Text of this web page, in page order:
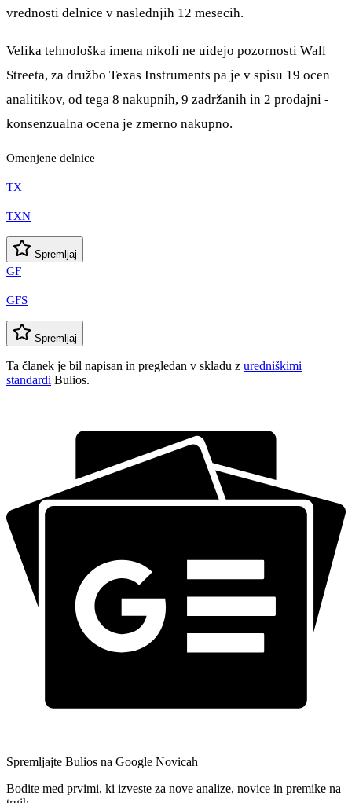
vrednosti delnice v naslednjih 12 mesecih.
Velika tehnološka imena nikoli ne uidejo pozornosti Wall
Streeta, za družbo Texas Instruments pa je v spisu 19 ocen
analitikov, od tega 8 nakupnih, 9 zadržanih in 2 prodajni -
konsenzualna ocena je zmerno nakupno.
Omenjene delnice
TX
TXN
Spremljaj
GF
GFS
Spremljaj
Ta članek je bil napisan in pregledan v skladu z uredniškimi
standardi Bulios.
Spremljajte Bulios na Google Novicah
Bodite med prvimi, ki izveste za nove analize, novice in premike na